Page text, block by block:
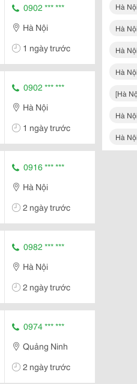
0902 *** ***
Hà Nội
1 ngày trước
0902 *** ***
Hà Nội
1 ngày trước
0916 *** ***
Hà Nội
2 ngày trước
0982 *** ***
Hà Nội
2 ngày trước
0974 *** ***
Quảng Ninh
2 ngày trước
Hà
Hà
Hà
Hà
[hà
Hà
Hà